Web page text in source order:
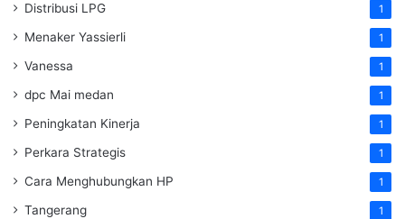
Distribusi LPG 1
Menaker Yassierli 1
Vanessa 1
dpc Mai medan 1
Peningkatan Kinerja 1
Perkara Strategis 1
Cara Menghubungkan HP 1
Tangerang 1